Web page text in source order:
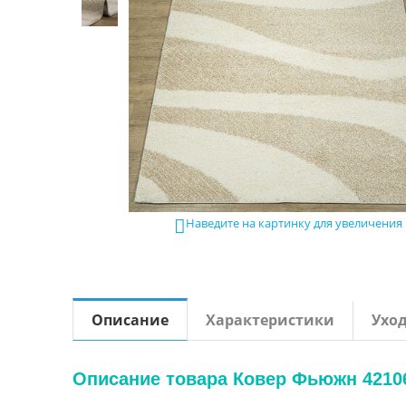
Наведите на картинку для увеличения
Описание Характеристики
Описание товара Ковер Фьюжн